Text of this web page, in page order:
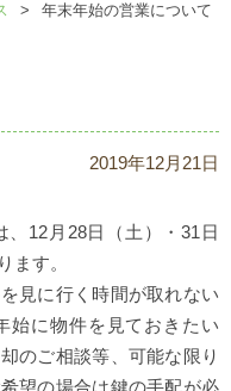
年末年始の営業について
2019年12月21日
12月28日（土）・31日
ます。
見に行く時間が取れない
始に物件を見ておきたい
のご相談等、可能な限り
望の場合は鍵の手配が必